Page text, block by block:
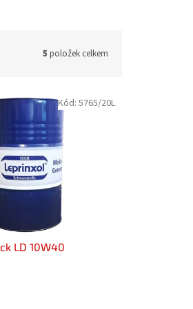
5 položek celkem
LD 10W40
Kód: 5765/20L